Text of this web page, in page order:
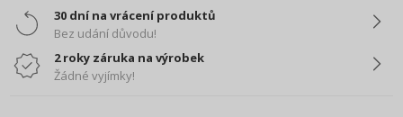
30 dní na vrácení produktů
Bez udání důvodu!
2 roky záruka na výrobek
Žádné vyjímky!